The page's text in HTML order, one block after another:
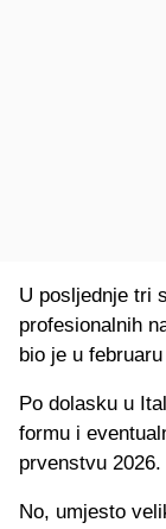
U posljednje tri
profesionalnih
bio je u
Po dolasku u
formu i
prvenstvu 2026.
No, umjesto